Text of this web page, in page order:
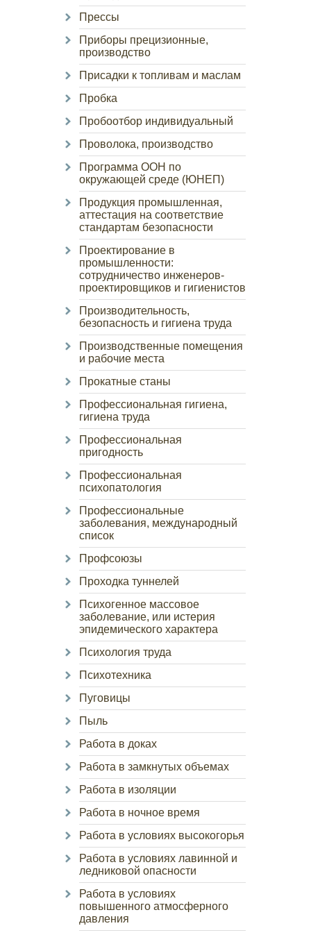
Прессы
Приборы прецизионные,
производство
Присадки к топливам и маслам
Пробка
Пробоотбор индивидуальный
Проволока, производство
Программа ООН по
окружающей среде (ЮНЕП)
Продукция промышленная,
аттестация на соответствие
стандартам безопасности
Проектирование в
промышленности:
сотрудничество инженеров-
проектировщиков и гигиенистов
Производительность,
безопасность и гигиена труда
Производственные помещения
и рабочие места
Прокатные станы
Профессиональная гигиена,
гигиена труда
Профессиональная
пригодность
Профессиональная
психопатология
Профессиональные
заболевания, международный
список
Профсоюзы
Проходка туннелей
Психогенное массовое
заболевание, или истерия
эпидемического характера
Психология труда
Психотехника
Пуговицы
Пыль
Работа в доках
Работа в замкнутых объемах
Работа в изоляции
Работа в ночное время
Работа в условиях высокогорья
Работа в условиях лавинной и
ледниковой опасности
Работа в условиях
повышенного атмосферного
давления